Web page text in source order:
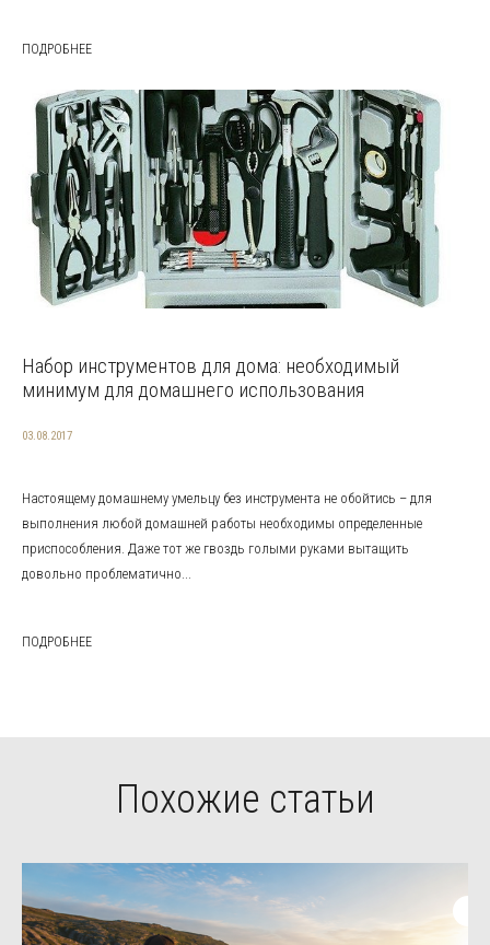
ПОДРОБНЕЕ
Набор инструментов для дома: необходимый
минимум для домашнего использования
03.08.2017
Настоящему домашнему умельцу без инструмента не обойтись – для
выполнения любой домашней работы необходимы определенные
приспособления. Даже тот же гвоздь голыми руками вытащить
довольно проблематично...
ПОДРОБНЕЕ
Похожие статьи